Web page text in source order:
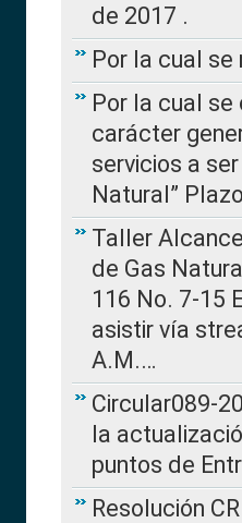
de 2017 .
Por la cual se
Por la cual
carácter
servicios a
Natural”
Taller
de Gas
116 No. 7-15
asistir vía
A.M.…
Circular089-
la
puntos de
Resolución